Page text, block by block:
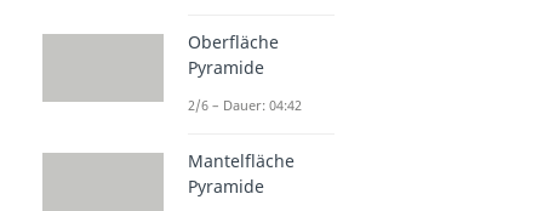
Oberfläche
Pyramide
2/6 – Dauer: 04:42
Mantelfläche
Pyramide